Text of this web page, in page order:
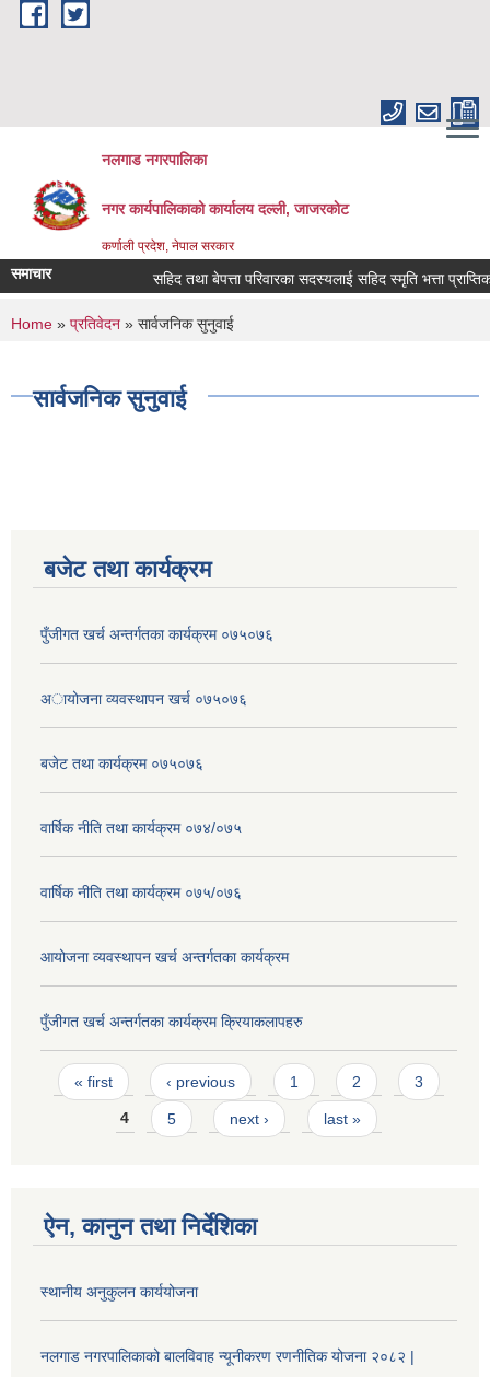
Skip to main content
नलगाड नगरपालिका
नगर कार्यपालिकाको कार्यालय दल्ली, जाजरकाेट
कर्णाली प्रदेश, नेपाल सरकार
समाचार सहिद तथा बेपत्ता परिवारका सदस्यलाई सहिद स्मृति भत्ता प्राप्तिको
You are here
Home » प्रतिवेदन » सार्वजनिक सुनुवाई
सार्वजनिक सुनुवाई
बजेट तथा कार्यक्रम
पुँजीगत खर्च अन्तर्गतका कार्यक्रम ०७५०७६
अायोजना व्यवस्थापन खर्च ०७५०७६
बजेट तथा कार्यक्रम ०७५०७६
वार्षिक नीति तथा कार्यक्रम ०७४/०७५
वार्षिक नीति तथा कार्यक्रम ०७५/०७६
आयोजना व्यवस्थापन खर्च अन्तर्गतका कार्यक्रम
पुँजीगत खर्च अन्तर्गतका कार्यक्रम क्रियाकलापहरु
Pages
« first ‹ previous 1 2 3
4 5 next › last »
ऐन, कानुन तथा निर्देशिका
स्थानीय अनुकुलन कार्ययोजना
नलगाड नगरपालिकाको बालविवाह न्यूनीकरण रणनीतिक योजना २०८२ |